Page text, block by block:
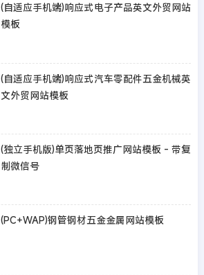
(自适应手机端)响应式电子产品英文外贸网站
模板
(自适应手机端)响应式汽车零配件五金机械英
文外贸网站模板
(独立手机版)单页落地页推广网站模板 - 带复
制微信号
(PC+WAP)钢管钢材五金金属网站模板